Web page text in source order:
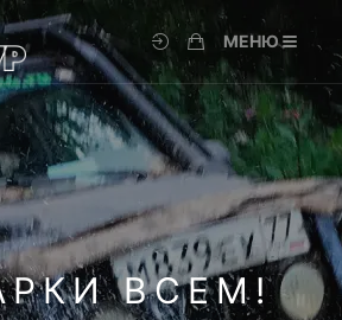
МЕНЮ
ВСЕМ!